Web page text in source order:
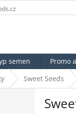
semen Promo
Sweet Seeds